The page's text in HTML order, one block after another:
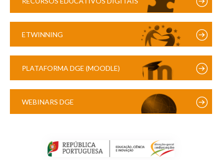
ETWINNING
PLATAFORMA DGE (MOODLE)
WEBINARS DGE